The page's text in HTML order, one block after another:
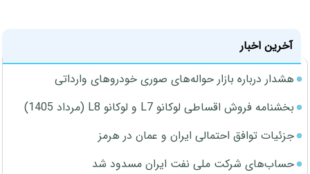
آخرین اخبار
هشدار درباره بازار حواله‌های صوری خودروهای وارداتی
بخشنامه فروش اقساطی لوکانو L7 و لوکانو L8 (مرداد 1405)
جزئیات توافق احتمالی ایران و عمان در هرمز
حساب‌های شرکت ملی نفت ایران مسدود شد